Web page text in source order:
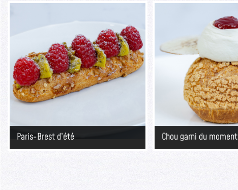
Paris-Brest d’été Chou garni du moment